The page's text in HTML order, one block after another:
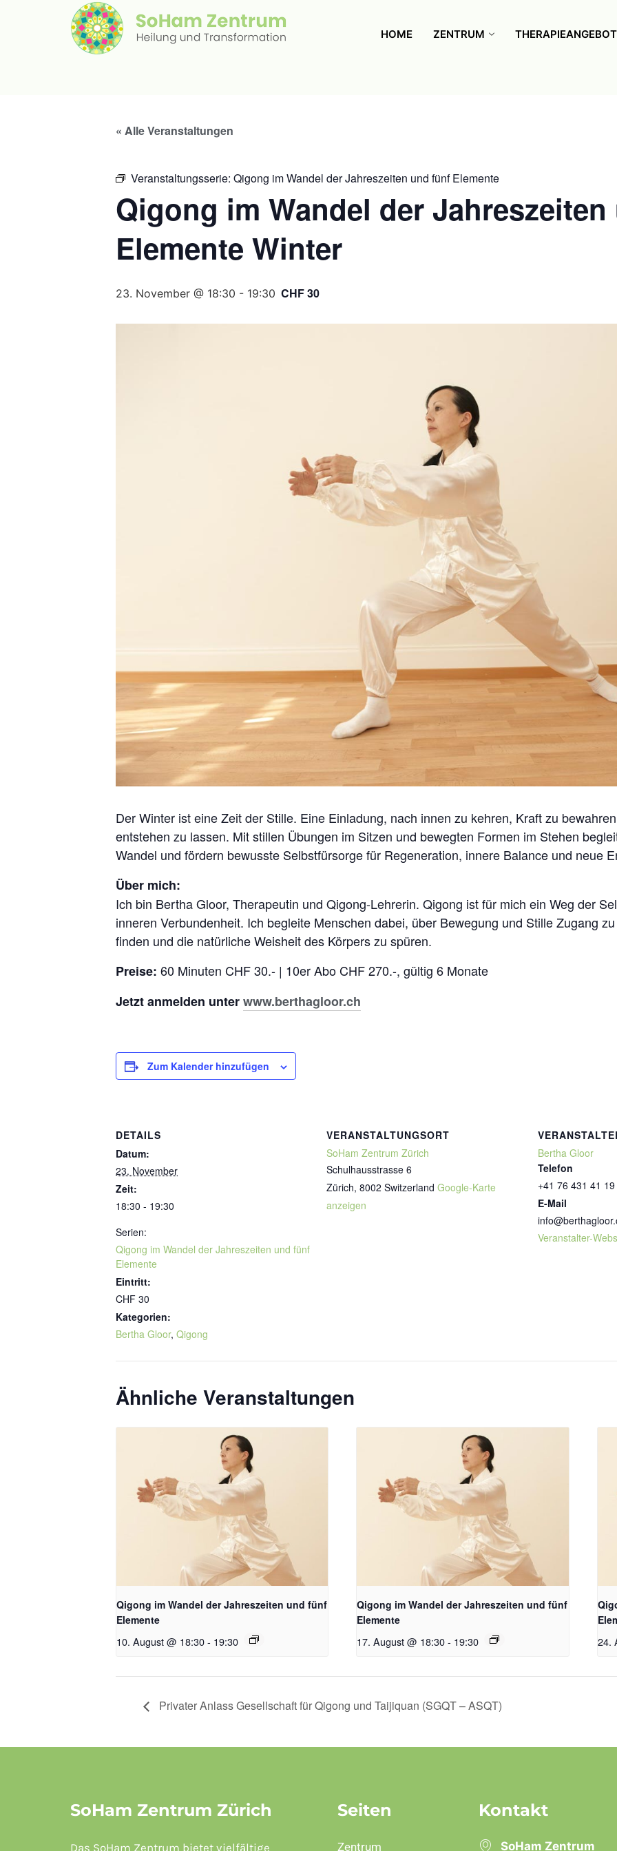
HOME ZENTRUM
« Alle Veranstaltungen
Veranstaltungsserie: Qigong im Wandel der Jahreszeiten und fünf Elemente
Qigong im Wandel der
Elemente Winter
23. November @ 18:30 - 19:30 CHF 30
Der Winter ist eine Zeit der Stille. Eine Einladung, nach innen zu kehren, Kraft zu
entstehen zu lassen. Mit stillen Übungen im Sitzen und bewegten Formen im Stehen
Wandel und fördern bewusste Selbstfürsorge für Regeneration, innere Balance und neue
Über mich:
Ich bin Bertha Gloor, Therapeutin und Qigong-Lehrerin. Qigong ist für mich ein Weg der
inneren Verbundenheit. Ich begleite Menschen dabei, über Bewegung und Stille Zugang
finden und die natürliche Weisheit des Körpers zu spüren.
Preise: 60 Minuten CHF 30.- | 10er Abo CHF 270.-, gültig 6 Monate
Jetzt anmelden unterwww.berthagloor.ch
Zum Kalender hinzufügen
DETAILS
Datum:
23. November
Zeit:
18:30 - 19:30
Serien:
Qigong im Wandel der Jahreszeiten und fünf
Elemente
Eintritt:
CHF 30
Kategorien:
Bertha Gloor, Qigong
VERANSTALTUNGSORT
SoHam Zentrum Zürich
Schulhausstrasse 6
Zürich, 8002 Switzerland Google-Karte
anzeigen
Bertha Gloor
Telefon
+41 76 431 41 19
E-Mail
Veranstalter-
Ähnliche Veranstaltungen
Qigong im Wandel der Jahreszeiten und fünf
Elemente
10. August @ 18:30- 19:30
Qigong im Wandel der Jahreszeiten und fünf
Elemente
17. August @ 18:30 - 19:30 24.
Privater Anlass Gesellschaft für Qigong und Taijiquan (SGQT – ASQT)
SoHam Zentrum Zürich
Das SoHam Zentrum bietet vielfältige
Seiten
Zentrum
Kontakt
SoHam Zentrum